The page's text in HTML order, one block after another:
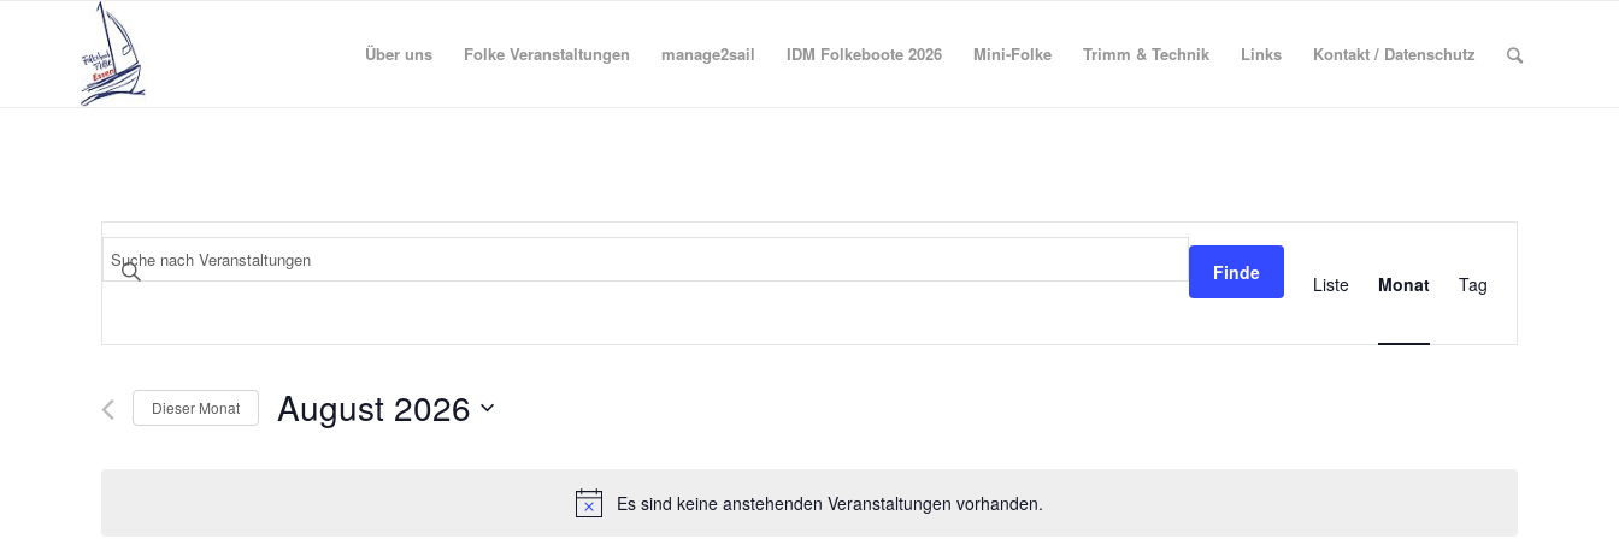
Über uns Folke Veranstaltungen manage2sail IDM Folkeboote 2026 Mini-Folke Trimm & Technik Links Kontakt / Datenschutz
Es sind keine anstehenden Veranstaltungen vorhanden.
Veranstaltungen
Suche
Ansichten,
Navigation
Schlüsselwort
nach
Schlüsselwort.
Finde
Veranstaltung
Navigation
Liste Monat Tag
Dieser Monat August 2026